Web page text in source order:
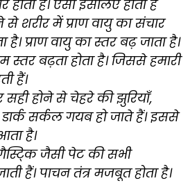
होता है। ऐसा इसलिए होता है
शरीर में प्राण वायु का संचार
प्राण वायु का स्तर बढ़ जाता है।
बढ़ता होता है। जिससे हमारी
हैं।
सही होने से चेहरे की झुरियाँ,
सर्कल गयब हो जाते हैं। इससे
है।
जैसी पेट की सभी
हैं। पाचन तंत्र मजबूत होता है।